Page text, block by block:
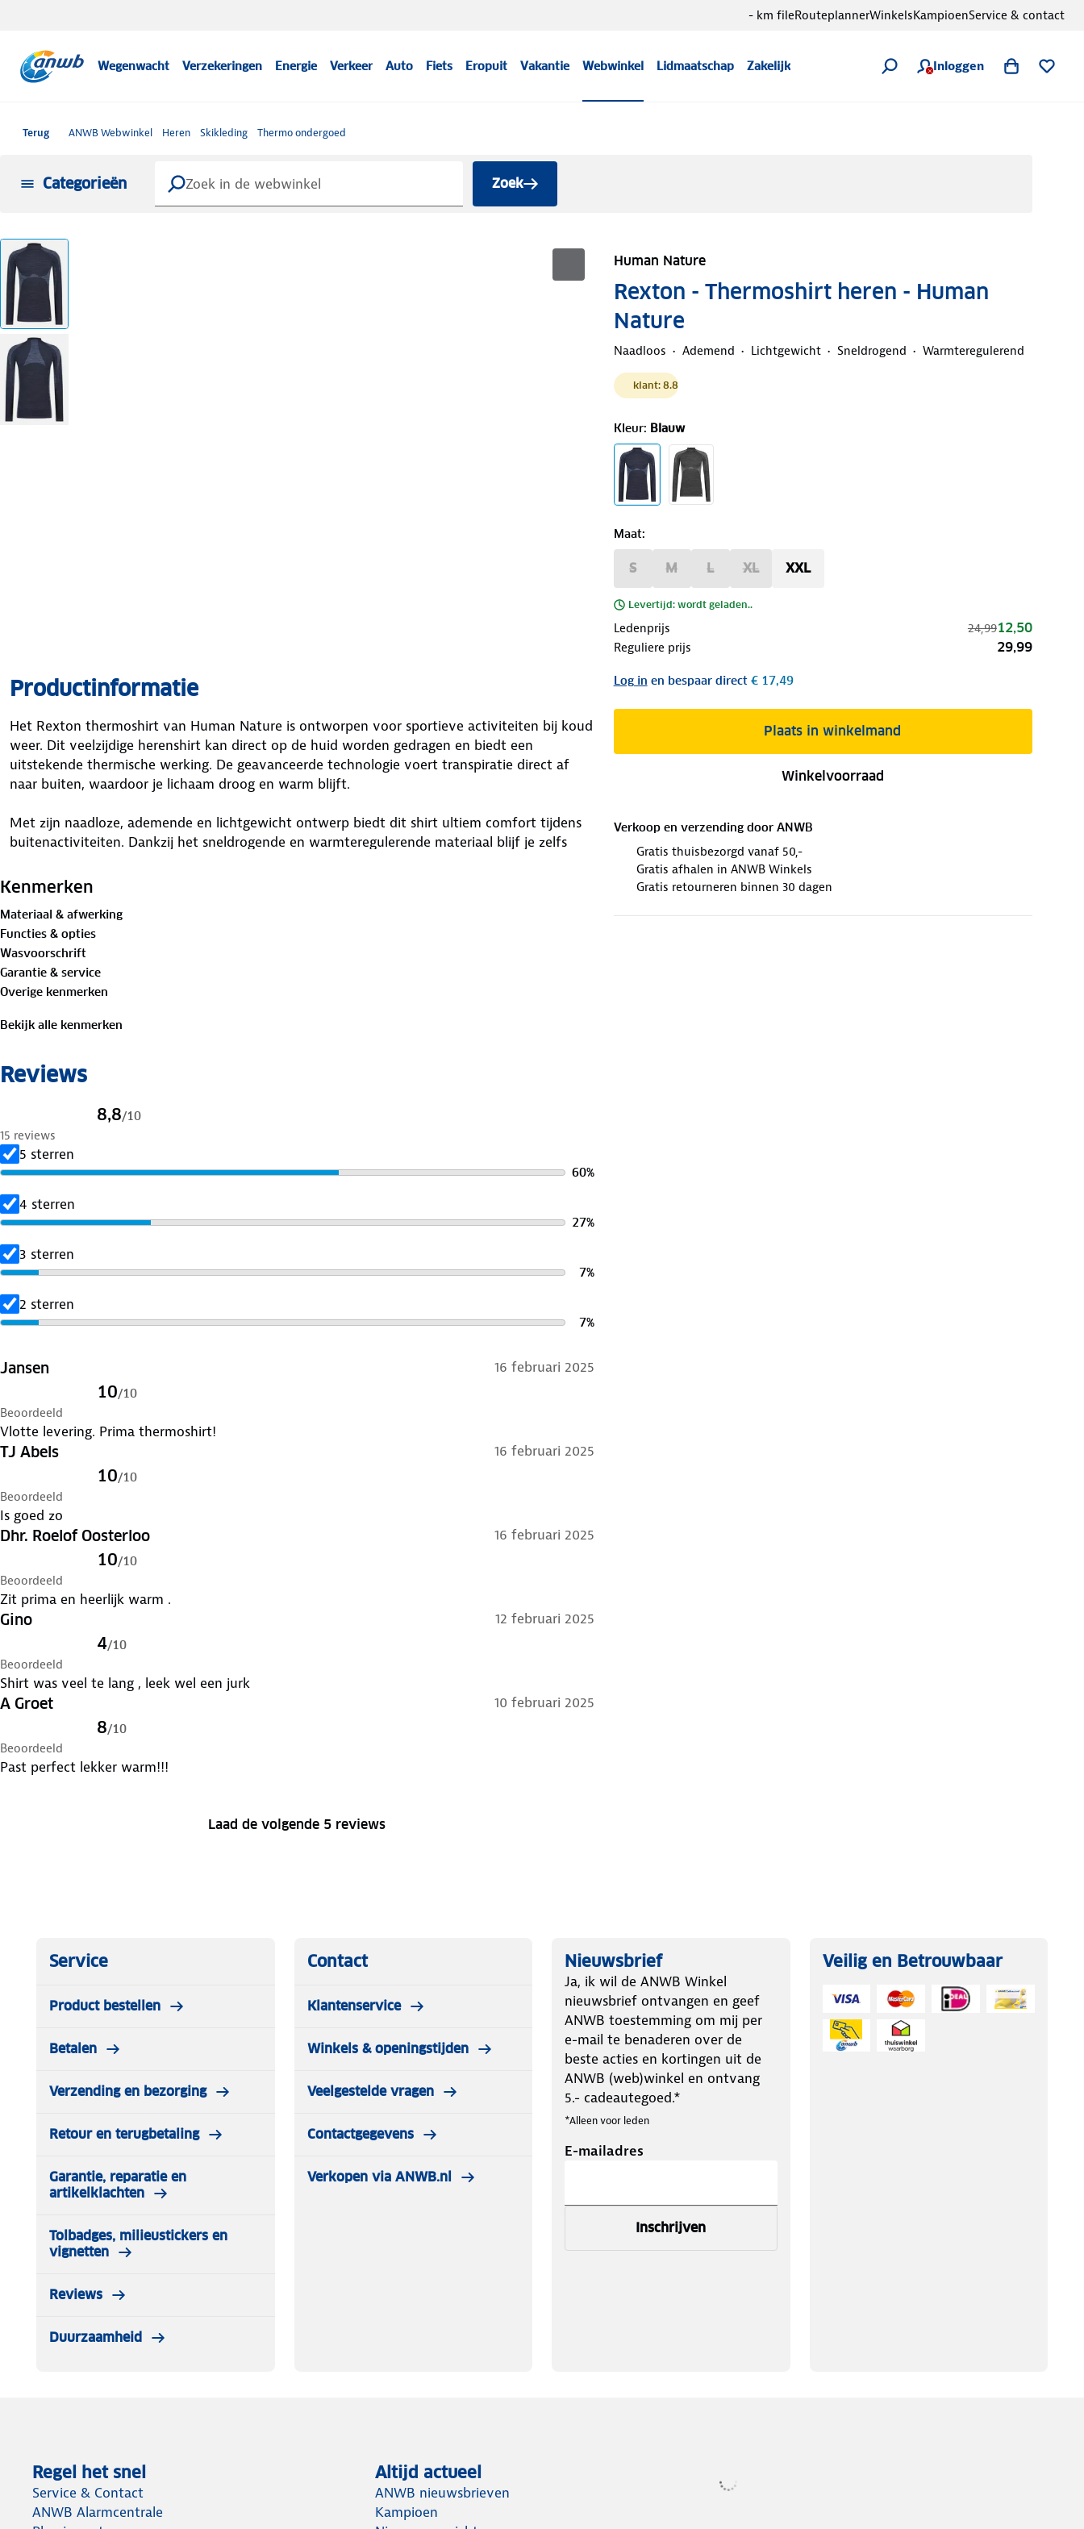
Wegenwacht Verzekeringen Energie Verkeer Auto Fiets Eropuit Vakantie Webwinkel Lidmaatschap Zakelijk Inloggen
- km fileRouteplannerWinkelsKampioenService & contact
Terug ANWB Webwinkel Heren Skikleding Thermo ondergoed
Categorieën Zoek
Human Nature
Rexton - Thermoshirt heren - Human
Nature
Naadloos Ademend Lichtgewicht Sneldrogend Warmteregulerend
klant: 8.8
Kleur: Blauw
Maat:
S M L XL XXL
Levertijd: wordt geladen..
Ledenprijs 24,9912,50
Reguliere prijs 29,99
Log in en bespaar direct€ 17,49
Plaats in winkelmand
Winkelvoorraad
Verkoop en verzending door ANWB
Gratis thuisbezorgd vanaf 50,-
Gratis afhalen in ANWB Winkels
Gratis retourneren binnen 30 dagen
Productinformatie
Het Rexton thermoshirt van Human Nature is ontworpen voor sportieve activiteiten bij koud
weer. Dit veelzijdige herenshirt kan direct op de huid worden gedragen en biedt een
uitstekende thermische werking. De geavanceerde technologie voert transpiratie direct af
naar buiten, waardoor je lichaam droog en warm blijft.
Met zijn naadloze, ademende en lichtgewicht ontwerp biedt dit shirt ultiem comfort tijdens
buitenactiviteiten. Dankzij het sneldrogende en warmteregulerende materiaal blijf je zelfs
blauw en antraciet-zwart.
Tip: combineer het Rexton thermoshirt met de thermobroek Maskin voor een complete set
en bereid je voor op topprestaties, ongeacht de temperatuur!
Materiaal:
60% polyester, 35% polyamide, 5% elastaan
Is je kleding aan vervanging toe? Lever het in bij onze winkels. Wij geven er een nieuwe
Kenmerken
Materiaal & afwerking
Functies & opties
Wasvoorschrift
Garantie & service
Overige kenmerken
Bekijk alle kenmerken
Reviews
8,8/10
15 reviews
5 sterren
60%
4 sterren
27%
3 sterren
7%
2 sterren
7%
Jansen 16 februari 2025
10/10
Beoordeeld
Vlotte levering. Prima thermoshirt!
TJ Abels 16 februari 2025
10/10
Beoordeeld
Is goed zo
Dhr. Roelof Oosterloo 16 februari 2025
10/10
Beoordeeld
Zit prima en heerlijk warm .
Gino 12 februari 2025
4/10
Beoordeeld
Shirt was veel te lang , leek wel een jurk
A Groet 10 februari 2025
8/10
Beoordeeld
Past perfect lekker warm!!!
Laad de volgende 5 reviews
Service
Product bestellen
Betalen
Verzending en bezorging
Retour en terugbetaling
Garantie, reparatie en
artikelklachten
Tolbadges, milieustickers en
vignetten
Reviews
Duurzaamheid
Contact
Klantenservice
Winkels & openingstijden
Veelgestelde vragen
Contactgegevens
Verkopen via ANWB.nl
Nieuwsbrief
Ja, ik wil de ANWB Winkel
nieuwsbrief ontvangen en geef
ANWB toestemming om mij per
e-mail te benaderen over de
beste acties en kortingen uit de
ANWB (web)winkel en ontvang
5.- cadeautegoed.*
*Alleen voor leden
E-mailadres
Inschrijven
Veilig en Betrouwbaar
Regel het snel
Service & Contact
ANWB Alarmcentrale
Altijd actueel
ANWB nieuwsbrieven
Kampioen